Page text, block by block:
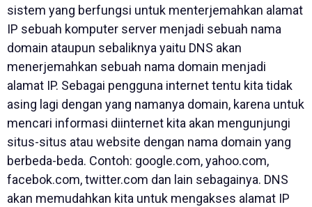
sistem yang berfungsi untuk menterjemahkan alamat
IP sebuah komputer server menjadi sebuah nama
domain ataupun sebaliknya yaitu DNS akan
menerjemahkan sebuah nama domain menjadi
alamat IP. Sebagai pengguna internet tentu kita tidak
asing lagi dengan yang namanya domain, karena untuk
mencari informasi diinternet kita akan mengunjungi
situs-situs atau website dengan nama domain yang
berbeda-beda. Contoh: google.com, yahoo.com,
facebok.com, twitter.com dan lain sebagainya. DNS
akan memudahkan kita untuk mengakses alamat IP